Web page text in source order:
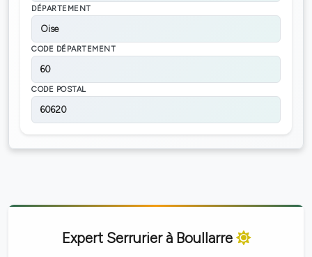
DÉPARTEMENT
Oise
CODE DÉPARTEMENT
60
CODE POSTAL
60620
Expert Serrurier à Boullarre